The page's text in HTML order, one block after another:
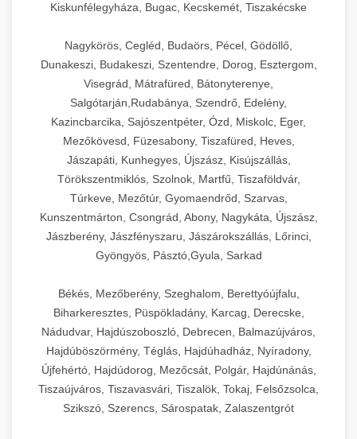
Kiskunfélegyháza, Bugac, Kecskemét, Tiszakécske
Nagykörös, Cegléd, Budaörs, Pécel, Gödöllő,
Dunakeszi, Budakeszi, Szentendre, Dorog, Esztergom,
Visegrád, Mátrafüred, Bátonyterenye,
Salgótarján,Rudabánya, Szendrő, Edelény,
Kazincbarcika, Sajószentpéter, Ózd, Miskolc, Eger,
Mezőkövesd, Füzesabony, Tiszafüred, Heves,
Jászapáti, Kunhegyes, Újszász, Kisújszállás,
Törökszentmiklós, Szolnok, Martfű, Tiszaföldvár,
Túrkeve, Mezőtúr, Gyomaendrőd, Szarvas,
Kunszentmárton, Csongrád, Abony, Nagykáta, Újszász,
Jászberény, Jászfényszaru, Jászárokszállás, Lőrinci,
Gyöngyös, Pásztó,Gyula, Sarkad
Békés, Mezőberény, Szeghalom, Berettyóújfalu,
Biharkeresztes, Püspökladány, Karcag, Derecske,
Nádudvar, Hajdúszoboszló, Debrecen, Balmazújváros,
Hajdúböszörmény, Téglás, Hajdúhadház, Nyíradony,
Újfehértó, Hajdúdorog, Mezőcsát, Polgár, Hajdúnánás,
Tiszaújváros, Tiszavasvári, Tiszalök, Tokaj, Felsőzsolca,
Szikszó, Szerencs, Sárospatak, Zalaszentgrót